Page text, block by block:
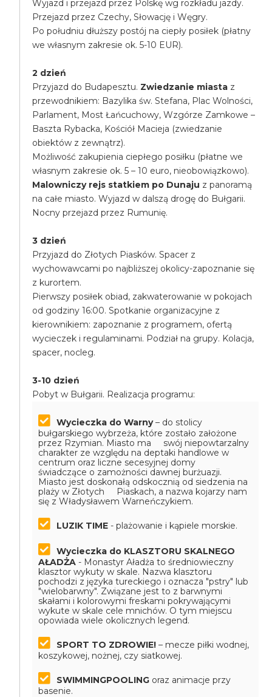
Wyjazd i przejazd przez Polskę wg rozkładu jazdy.
Przejazd przez Czechy, Słowację i Węgry.
Po południu dłuższy postój na ciepły posiłek (płatny
we własnym zakresie ok. 5-10 EUR).
2 dzień
Przyjazd do Budapesztu. Zwiedzanie miasta z
przewodnikiem: Bazylika św. Stefana, Plac Wolności,
Parlament, Most Łańcuchowy, Wzgórze Zamkowe –
Baszta Rybacka, Kościół Macieja (zwiedzanie
obiektów z zewnątrz).
Możliwość zakupienia ciepłego posiłku (płatne we
własnym zakresie ok. 5 – 10 euro, nieobowiązkowo).
Malowniczy rejs statkiem po Dunaju z panoramą
na całe miasto. Wyjazd w dalszą drogę do Bułgarii.
Nocny przejazd przez Rumunię.
3 dzień
Przyjazd do Złotych Piasków. Spacer z
wychowawcami po najbliższej okolicy-zapoznanie się
z kurortem.
Pierwszy posiłek obiad, zakwaterowanie w pokojach
od godziny 16:00. Spotkanie organizacyjne z
kierownikiem: zapoznanie z programem, ofertą
wycieczek i regulaminami. Podział na grupy. Kolacja,
spacer, nocleg.
3-10 dzień
Pobyt w Bułgarii. Realizacja programu:
Wycieczka do Warny– do stolicy
bułgarskiego wybrzeża, które zostało założone
przez Rzymian. Miasto ma swój niepowtarzalny
charakter ze względu na deptaki handlowe w
centrum oraz liczne secesyjnej domy
świadczące o zamożności dawnej burżuazji.
Miasto jest doskonałą odskocznią od siedzenia na
plaży w Złotych Piaskach, a nazwa kojarzy nam
się z Władysławem Warneńczykiem.
LUZIK TIME - plażowanie i kąpiele morskie.
Wycieczka do KLASZTORU SKALNEGO
AŁADŻA - Monastyr Aładża to średniowieczny
klasztor wykuty w skale. Nazwa klasztoru
pochodzi z języka tureckiego i oznacza "pstry" lub
"wielobarwny". Związane jest to z barwnymi
skałami i kolorowymi freskami pokrywającymi
wykute w skale cele mnichów. O tym miejscu
opowiada wiele okolicznych legend.
SPORT TO ZDROWIE! – mecze piłki wodnej,
koszykowej, nożnej, czy siatkowej.
SWIMMINGPOOLING oraz animacje przy
basenie.